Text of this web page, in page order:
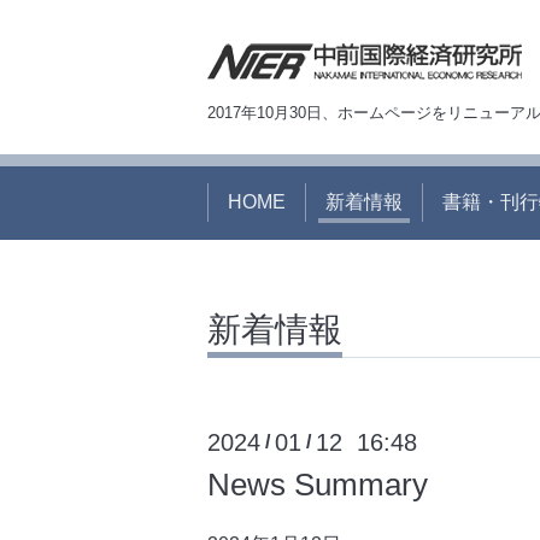
2017年10月30日、ホームページをリニュー
HOME 新着情報 書籍・刊
新着情報
2024 /01 / 12 16:48
News Summary